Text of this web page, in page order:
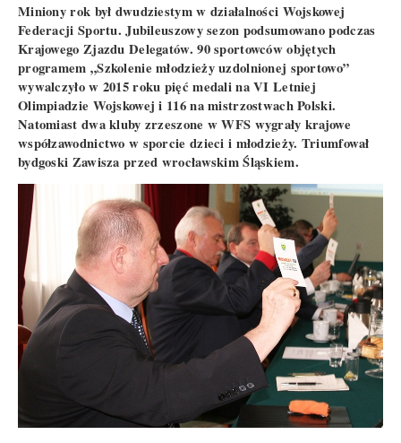
Miniony rok był dwudziestym w działalności Wojskowej
Federacji Sportu. Jubileuszowy sezon podsumowano podczas
Krajowego Zjazdu Delegatów. 90 sportowców objętych
programem „Szkolenie młodzieży uzdolnionej sportowo”
wywalczyło w 2015 roku pięć medali na VI Letniej
Olimpiadzie Wojskowej i 116 na mistrzostwach Polski.
Natomiast dwa kluby zrzeszone w WFS wygrały krajowe
współzawodnictwo w sporcie dzieci i młodzieży. Triumfował
bydgoski Zawisza przed wrocławskim Śląskiem.